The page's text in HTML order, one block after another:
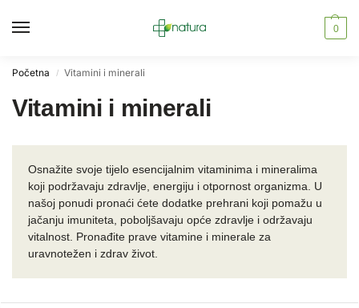
0
Početna / Vitamini i minerali
Vitamini i minerali
Osnažite svoje tijelo esencijalnim vitaminima i mineralima
koji podržavaju zdravlje, energiju i otpornost organizma. U
našoj ponudi pronaći ćete dodatke prehrani koji pomažu u
jačanju imuniteta, poboljšavaju opće zdravlje i održavaju
vitalnost. Pronađite prave vitamine i minerale za
uravnotežen i zdrav život.